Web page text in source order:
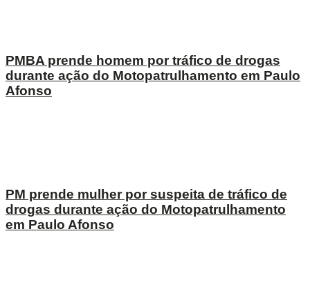
PMBA prende homem por tráfico de drogas
durante ação do Motopatrulhamento em Paulo
Afonso
PM prende mulher por suspeita de tráfico de
drogas durante ação do Motopatrulhamento
em Paulo Afonso